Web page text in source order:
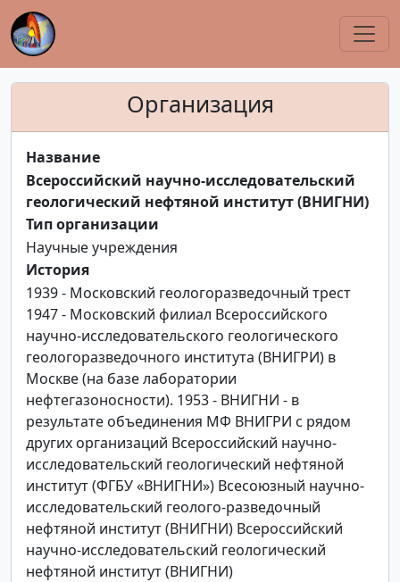
Организация
Название
Всероссийский научно-исследовательский
геологический нефтяной институт (ВНИГНИ)
Тип организации
Научные учреждения
История
1939 - Московский геологоразведочный трест
1947 - Московский филиал Всероссийского
научно-исследовательского геологического
геологоразведочного института (ВНИГРИ) в
Москве (на базе лаборатории
нефтегазоносности). 1953 - ВНИГНИ - в
результате объединения МФ ВНИГРИ с рядом
других организаций Всероссийский научно-
исследовательский геологический нефтяной
институт (ФГБУ «ВНИГНИ») Всесоюзный научно-
исследовательский геолого-разведочный
нефтяной институт (ВНИГНИ) Всероссийский
научно-исследовательский геологический
нефтяной институт (ВНИГНИ)